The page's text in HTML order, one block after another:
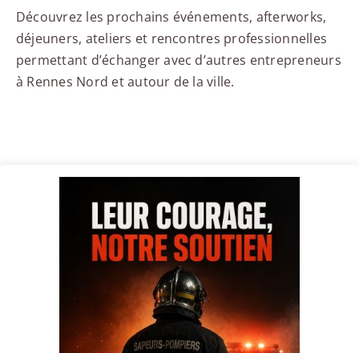
Découvrez les prochains événements, afterworks,
déjeuners, ateliers et rencontres professionnelles
permettant d’échanger avec d’autres entrepreneurs
à Rennes Nord et autour de la ville.